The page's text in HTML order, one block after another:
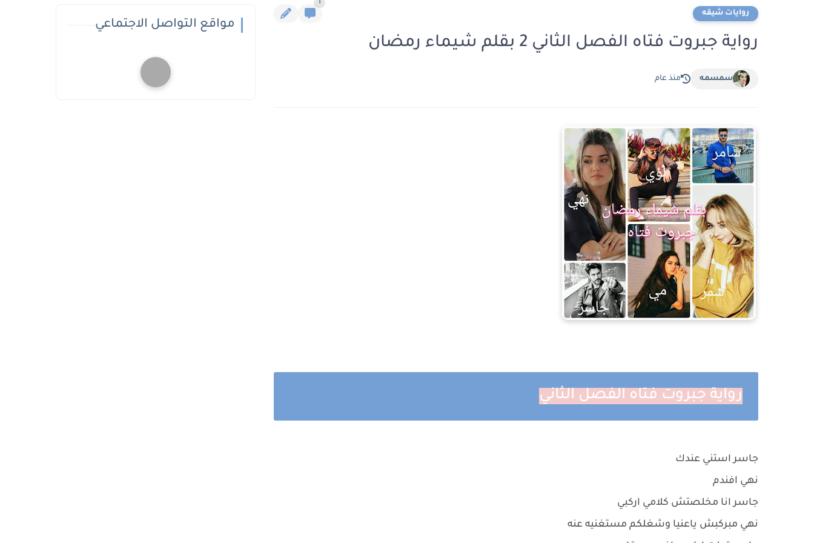
روايات شيقه
1
رواية جبروت فتاه الفصل الثاني 2 بقلم شيماء رمضان
سمسمه منذ عام
رواية جبروت فتاه الفصل الثاني
جاسر استني عندك
نهي افندم
جاسر انا مخلصتش كلامي اركبي
نهي مبركبش ياعنيا وشغلكم مستغنيه عنه
مواقع التواصل الاجتماعي